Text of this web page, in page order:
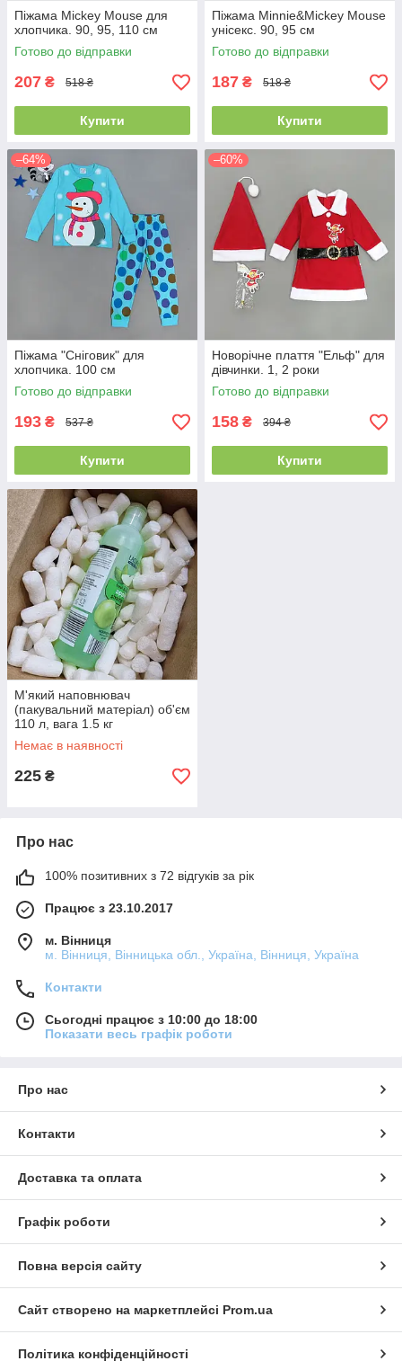
Піжама Mickey Mouse для
хлопчика. 90, 95, 110 см
Готово до відправки
207 ₴ 518 ₴
Купити
Піжама Minnie&Mickey Mouse
унісекс. 90, 95 см
Готово до відправки
187 ₴ 518 ₴
Купити
–64%
Піжама "Сніговик" для
хлопчика. 100 см
Готово до відправки
193 ₴ 537 ₴
Купити
–60%
Новорічне плаття "Ельф" для
дівчинки. 1, 2 роки
Готово до відправки
158 ₴ 394 ₴
Купити
М'який наповнювач
(пакувальний матеріал) об'єм
110 л, вага 1.5 кг
Немає в наявності
225 ₴
Про нас
100% позитивних з 72 відгуків за рік
Працює з 23.10.2017
м. Вінниця
м. Вінниця, Вінницька обл., Україна, Вінниця, Україна
Контакти
Сьогодні працює з 10:00 до 18:00
Показати весь графік роботи
Про нас
Контакти
Доставка та оплата
Графік роботи
Повна версія сайту
Сайт створено на маркетплейсі Prom.ua
Політика конфіденційності